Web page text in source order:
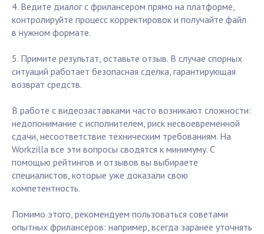
4. Ведите диалог с фрилансером прямо на платформе,
контролируйте процесс корректировок и получайте файл
в нужном формате.
5. Примите результат, оставьте отзыв. В случае спорных
ситуаций работает безопасная сделка, гарантирующая
возврат средств.
В работе с видеозаставками часто возникают сложности:
недопонимание с исполнителем, риск несвоевременной
сдачи, несоответствие техническим требованиям. На
Workzilla все эти вопросы сводятся к минимуму. С
помощью рейтингов и отзывов вы выбираете
специалистов, которые уже доказали свою
компетентность.
Помимо этого, рекомендуем пользоваться советами
опытных фрилансеров: например, всегда заранее уточнять